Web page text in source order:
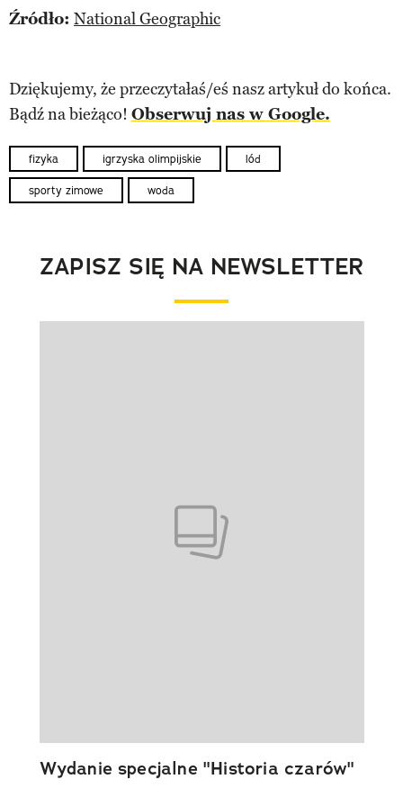
Źródło: National Geographic
Dziękujemy, że przeczytałaś/eś nasz artykuł do końca.
Bądź na bieżąco! Obserwuj nas w Google.
fizyka igrzyska olimpijskie lód
sporty zimowe woda
ZAPISZ SIĘ NA NEWSLETTER
Wydanie specjalne "Historia czarów"